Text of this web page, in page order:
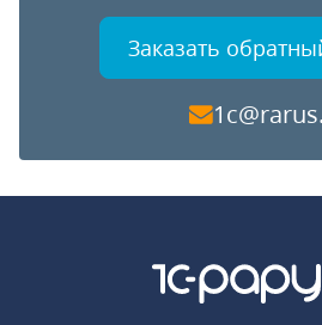
Заказать